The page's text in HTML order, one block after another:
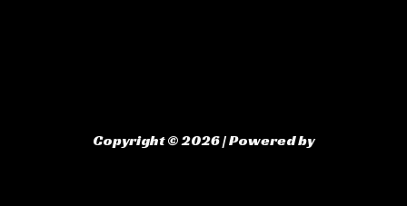
Copyright © 2026 | Powered by